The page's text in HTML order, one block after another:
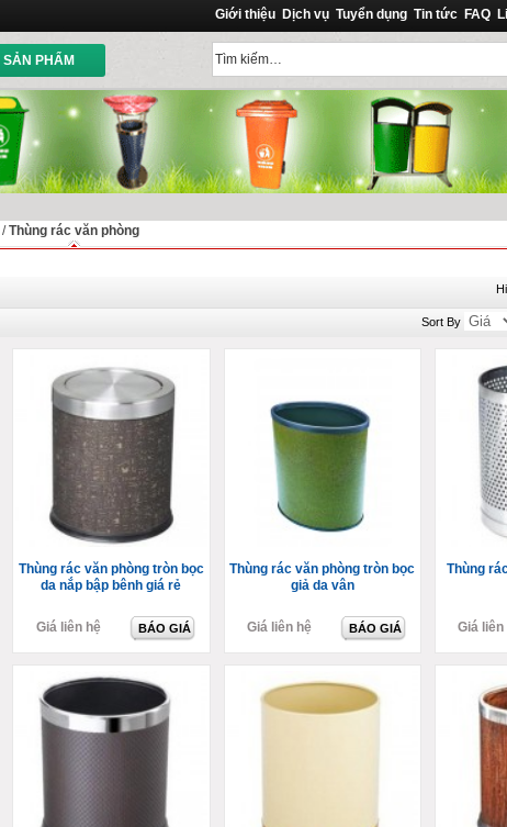
Giới thiệu Dịch vụ Tuyển dụng Tin tức FAQ
SẢN PHẨM
/Thùng rác văn phòng
Sort By
Thùng rác văn phòng tròn bọc
da nắp bập bênh giá rẻ
Giá liên hệ BÁO GIÁ
Thùng rác văn phòng tròn bọc
giả da vân
Giá liên hệ BÁO GIÁ
Thùng
Giá liên